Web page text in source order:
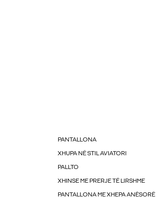
PANTALLONA
XHUPA NË STIL AVIATORI
PALLTO
XHINSE ME PRERJE TË LIRSHME
PANTALLONA ME XHEPA ANËSORË